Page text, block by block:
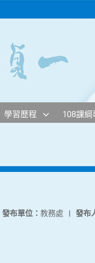
學習歷程 108課綱
發布
發布單位： 教務處 |